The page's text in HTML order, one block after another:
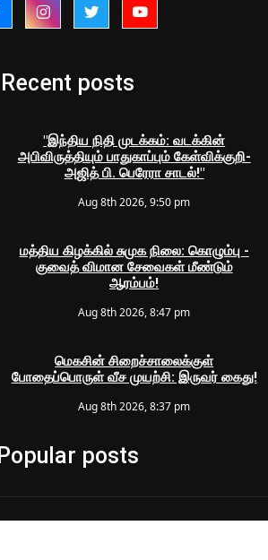
Recent posts
"இந்திய நிதி முடக்கம்: வடக்கின்
அபிவிருத்தியும் பாதுகாப்பும் கேள்விக்குறி-
அஜித் பி. பெரேரா சாடல்!"
Aug 8th 2026, 9:50 pm
மத்திய கிழக்கில் சுமுக நிலை: கொழும்பு -
குவைத் விமான சேவைகள் மீண்டும்
ஆரம்பம்!
Aug 8th 2026, 8:47 pm
மெகசின் சிறைச்சாலைக்குள்
போதைப்பொருள் வீச முயற்சி: இருவர் கைது!
Aug 8th 2026, 8:37 pm
Popular posts